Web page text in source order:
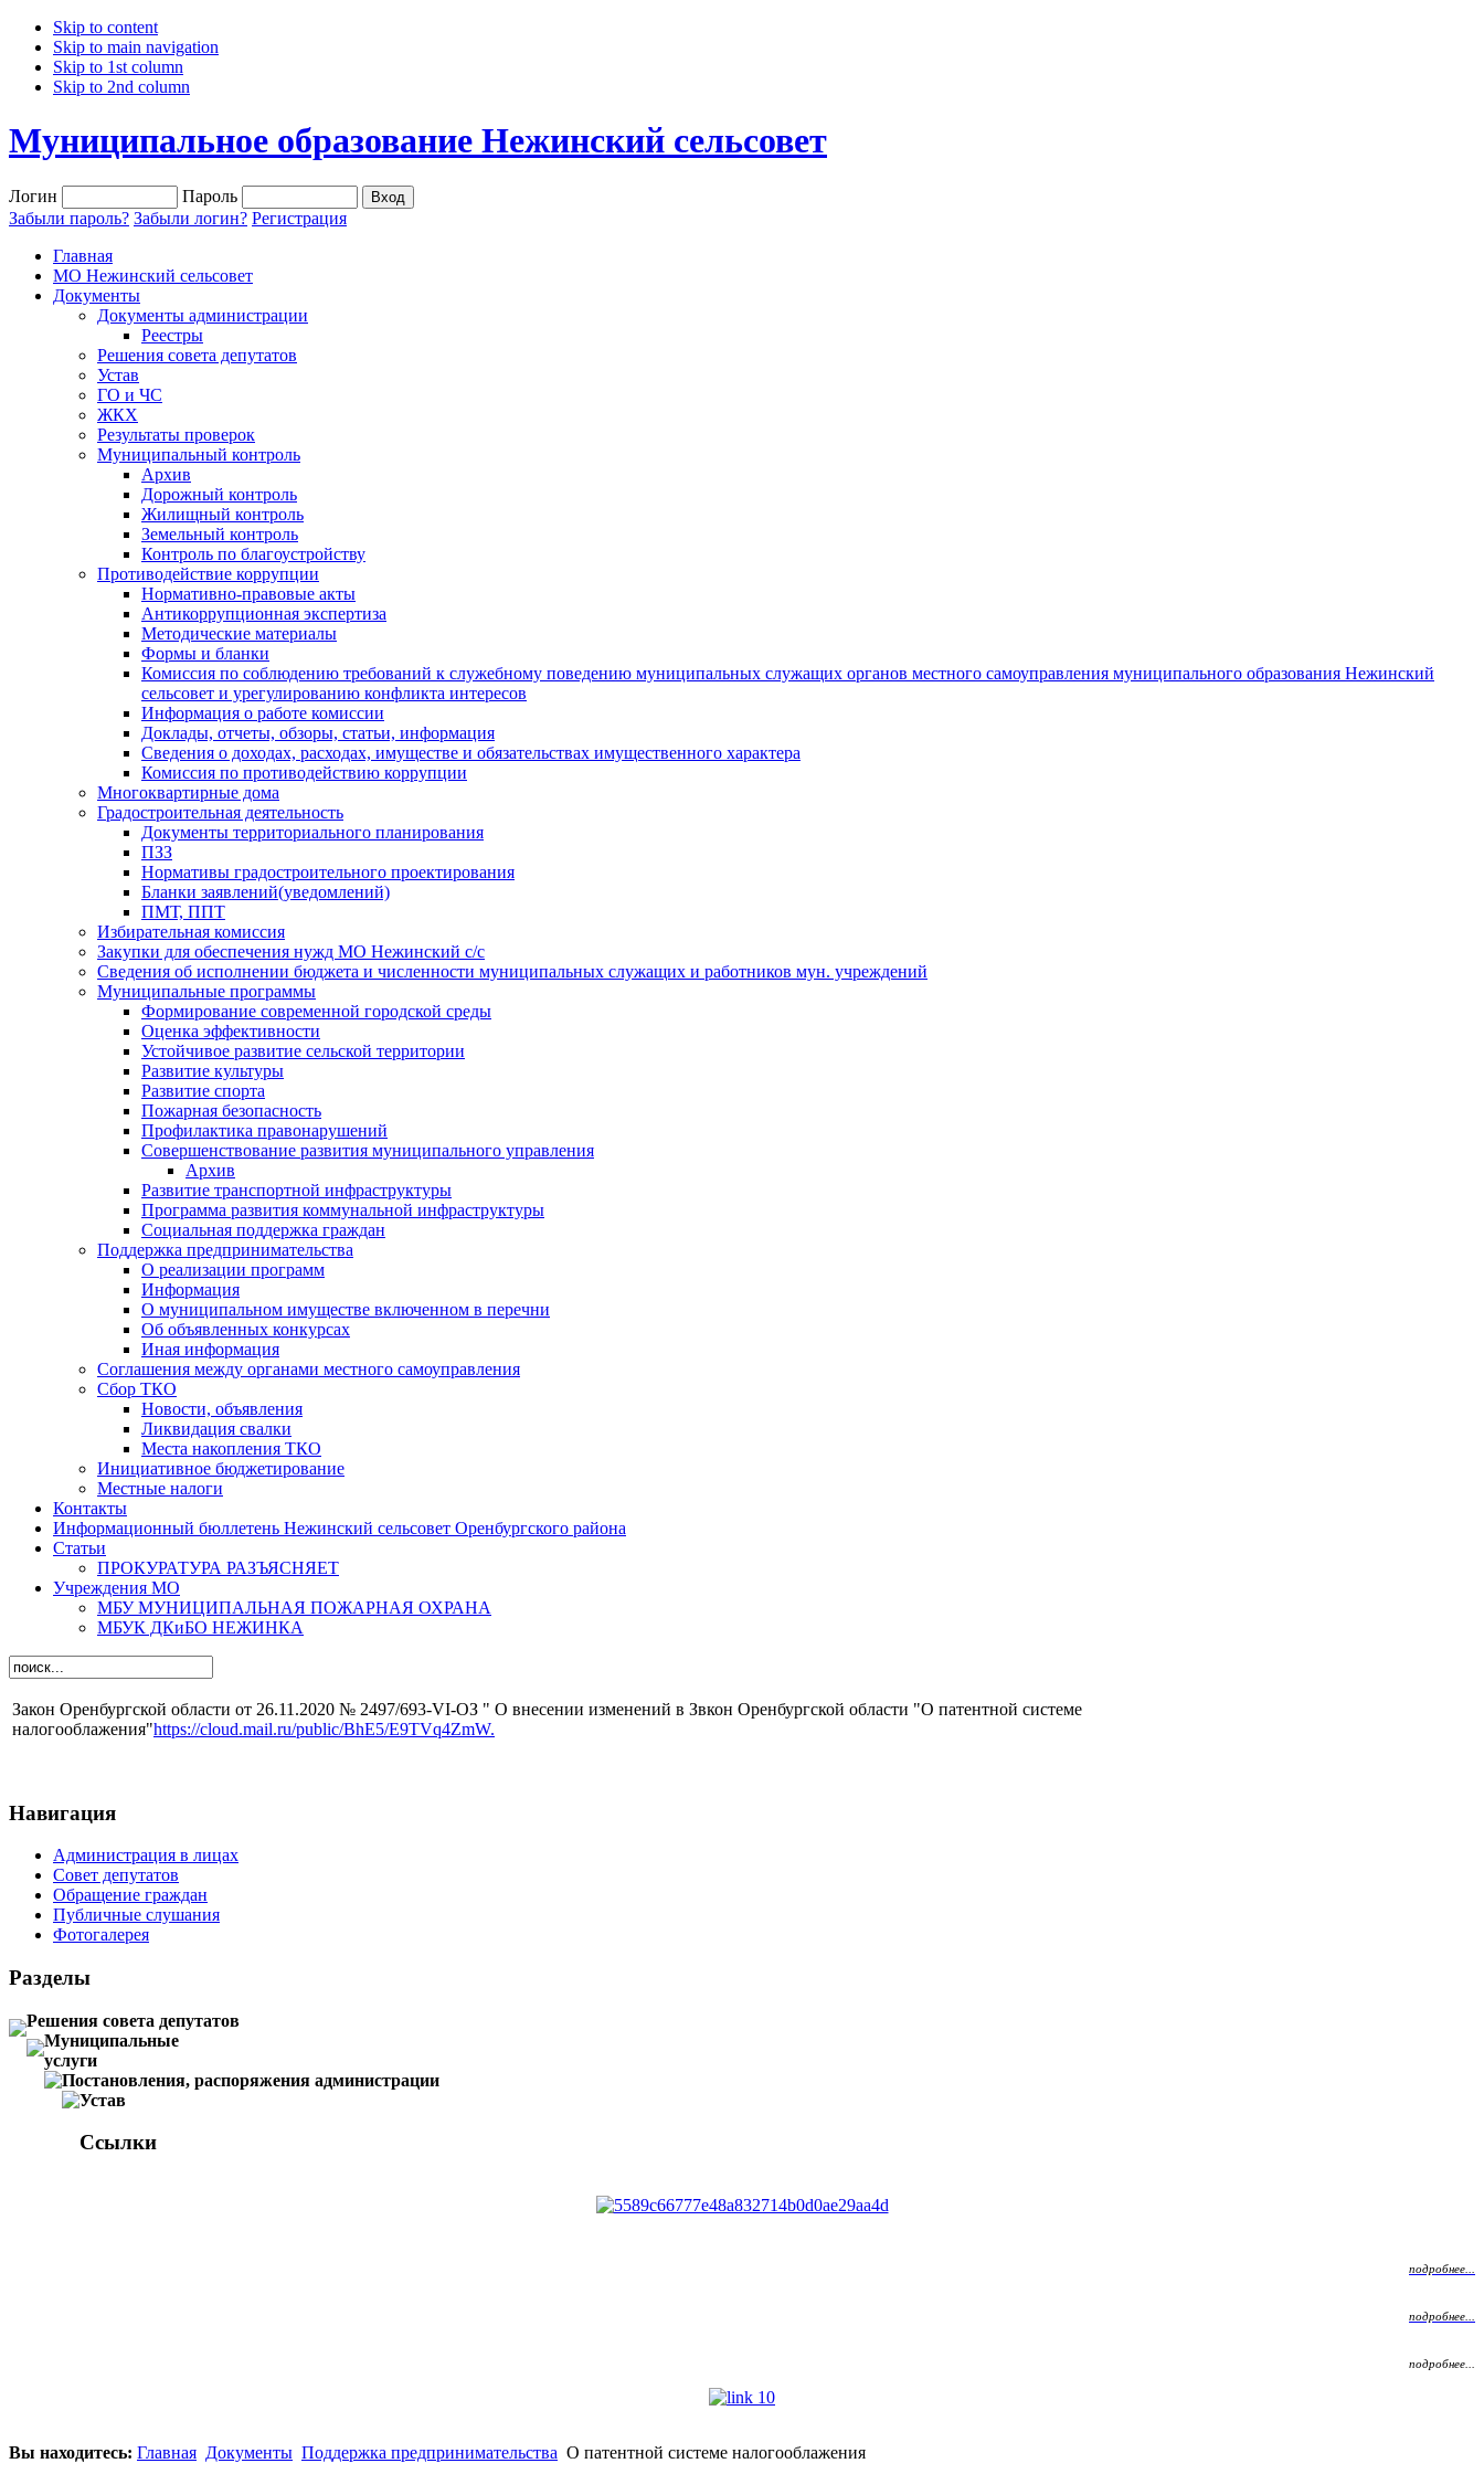
Skip to content
Skip to main navigation
Skip to 1st column
Skip to 2nd column
Муниципальное образование Нежинский сельсовет
Логин
Пароль
Забыли пароль? Забыли логин? Регистрация
Главная
МО Нежинский сельсовет
Документы
Документы администрации
Реестры
Решения совета депутатов
Устав
ГО и ЧС
ЖКХ
Результаты проверок
Муниципальный контроль
Архив
Дорожный контроль
Жилищный контроль
Земельный контроль
Контроль по благоустройству
Противодействие коррупции
Нормативно-правовые акты
Антикоррупционная экспертиза
Методические материалы
Формы и бланки
Комиссия по соблюдению требований к служебному поведению муниципальных служащих органов местного самоуправления муниципального образования Нежинский
сельсовет и урегулированию конфликта интересов
Информация о работе комиссии
Доклады, отчеты, обзоры, статьи, информация
Сведения о доходах, расходах, имуществе и обязательствах имущественного характера
Комиссия по противодействию коррупции
Многоквартирные дома
Градостроительная деятельность
Документы территориального планирования
ПЗЗ
Нормативы градостроительного проектирования
Бланки заявлений(уведомлений)
ПМТ, ППТ
Избирательная комиссия
Закупки для обеспечения нужд МО Нежинский с/с
Сведения об исполнении бюджета и численности муниципальных служащих и работников мун. учреждений
Муниципальные программы
Формирование современной городской среды
Оценка эффективности
Устойчивое развитие сельской территории
Развитие культуры
Развитие спорта
Пожарная безопасность
Профилактика правонарушений
Совершенствование развития муниципального управления
Архив
Развитие транспортной инфраструктуры
Программа развития коммунальной инфраструктуры
Социальная поддержка граждан
Поддержка предпринимательства
О реализации программ
Информация
О муниципальном имуществе включенном в перечни
Об объявленных конкурсах
Иная информация
Соглашения между органами местного самоуправления
Сбор ТКО
Новости, объявления
Ликвидация свалки
Места накопления ТКО
Инициативное бюджетирование
Местные налоги
Контакты
Информационный бюллетень Нежинский сельсовет Оренбургского района
Статьи
ПРОКУРАТУРА РАЗЪЯСНЯЕТ
Учреждения МО
МБУ МУНИЦИПАЛЬНАЯ ПОЖАРНАЯ ОХРАНА
МБУК ДКиБО НЕЖИНКА
Закон Оренбургской области от 26.11.2020 № 2497/693-VI-ОЗ " О внесении изменений в Звкон Оренбургской области "О патентной системе
налогооблажения"https://cloud.mail.ru/public/BhE5/E9TVq4ZmW.
Навигация
Администрация в лицах
Совет депутатов
Обращение граждан
Публичные слушания
Фотогалерея
Разделы
Решения совета депутатов
Муниципальные
услуги
Постановления, распоряжения администрации
Устав
Ссылки
подробнее...
подробнее...
подробнее...
Вы находитесь: Главная Документы Поддержка предпринимательства О патентной системе налогооблажения